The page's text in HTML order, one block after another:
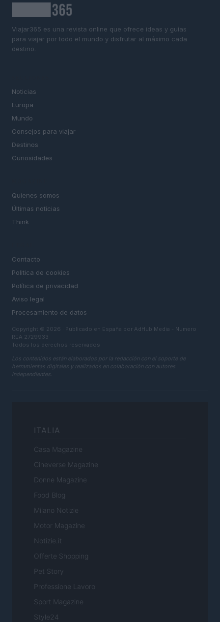
Viajar365 es una revista online que ofrece ideas y guías
para viajar por todo el mundo y disfrutar al máximo cada
destino.
Noticias
Europa
Mundo
Consejos para viajar
Destinos
Curiosidades
Quienes somos
Últimas noticias
Think
Contacto
Politica de cookies
Política de privacidad
Aviso legal
Procesamiento de datos
Copyright © 2026 · Publicado en España por AdHub Media - Numero
REA 2729933
Todos los derechos reservados
Los contenidos están elaborados por la redacción con el soporte de
herramientas digitales y realizados en colaboración con autores
independientes.
ITALIA
Casa Magazine
Cineverse Magazine
Donne Magazine
Food Blog
Milano Notizie
Motor Magazine
Notizie.it
Offerte Shopping
Pet Story
Professione Lavoro
Sport Magazine
Style24